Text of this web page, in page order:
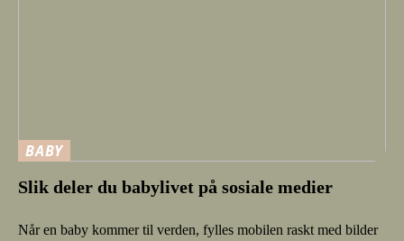
BABY
Slik deler du babylivet på sosiale medier
Når en baby kommer til verden, fylles mobilen raskt med bilder